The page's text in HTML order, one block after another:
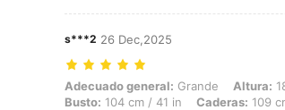
s***2 26 Dec,2025
Adecuado general: Grande, Altura: 182 cm
Adecuado general: Grande Altura:
Busto: 104 cm / 41 in Caderas: 109